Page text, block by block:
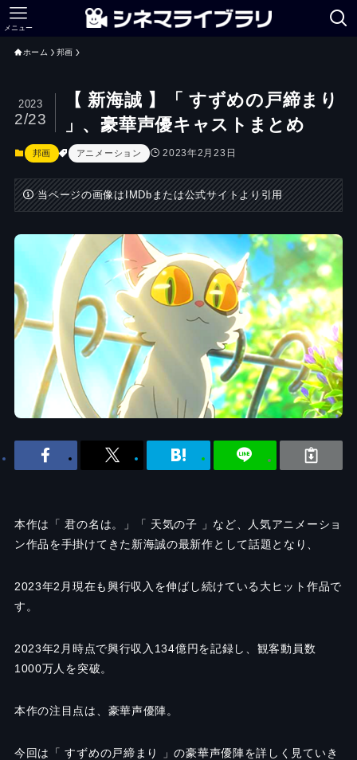
メニュー
ホーム 邦画
【 新海誠 】「 すずめの戸締まり
」、豪華声優キャストまとめ
2023
2/23
邦画 アニメーション 2023年2月23日
当ページの画像はIMDbまたは公式サイトより引用
本作は「 君の名は。」「 天気の子 」など、人気アニメーショ
ン作品を手掛けてきた新海誠の最新作として話題となり、
2023年2月現在も興行収入を伸ばし続けている大ヒット作品で
す。
2023年2月時点で興行収入134億円を記録し、観客動員数
1000万人を突破。
本作の注目点は、豪華声優陣。
今回は「 すずめの戸締まり 」の豪華声優陣を詳しく見ていき